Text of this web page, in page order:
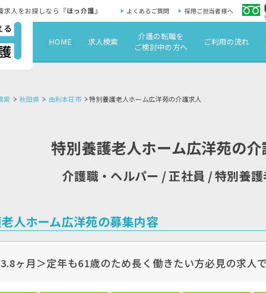
求人をお探しなら『ほっ介護』 よくあるご質問 採用ご担当者様へ
HOME 求人検索
介護の転職を
ご検討中の方へ
ご利用の流れ
索 秋田県 由利本荘市 特別養護老人ホーム広洋苑の介護求人
特別養護老人ホーム広洋苑の
介護職・ヘルパー / 正社員 / 特別養護
人ホーム広洋苑の募集内容
ヶ月＞定年も61歳のため長く働きたい方必見の求人